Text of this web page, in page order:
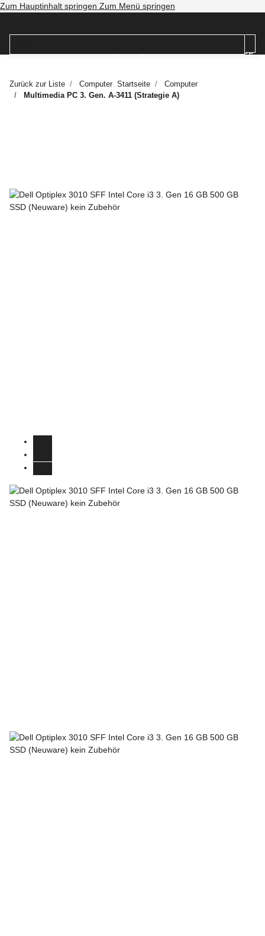
Zum Hauptinhalt springen Zum Menü springen
Zurück zur Liste Computer Startseite
Computer
Multimedia PC 3. Gen. A-3411 (Strategie A)